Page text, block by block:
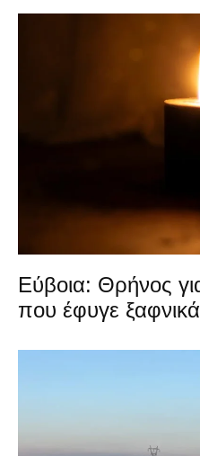
Εύβοια: Θρήνος
που έφυγε